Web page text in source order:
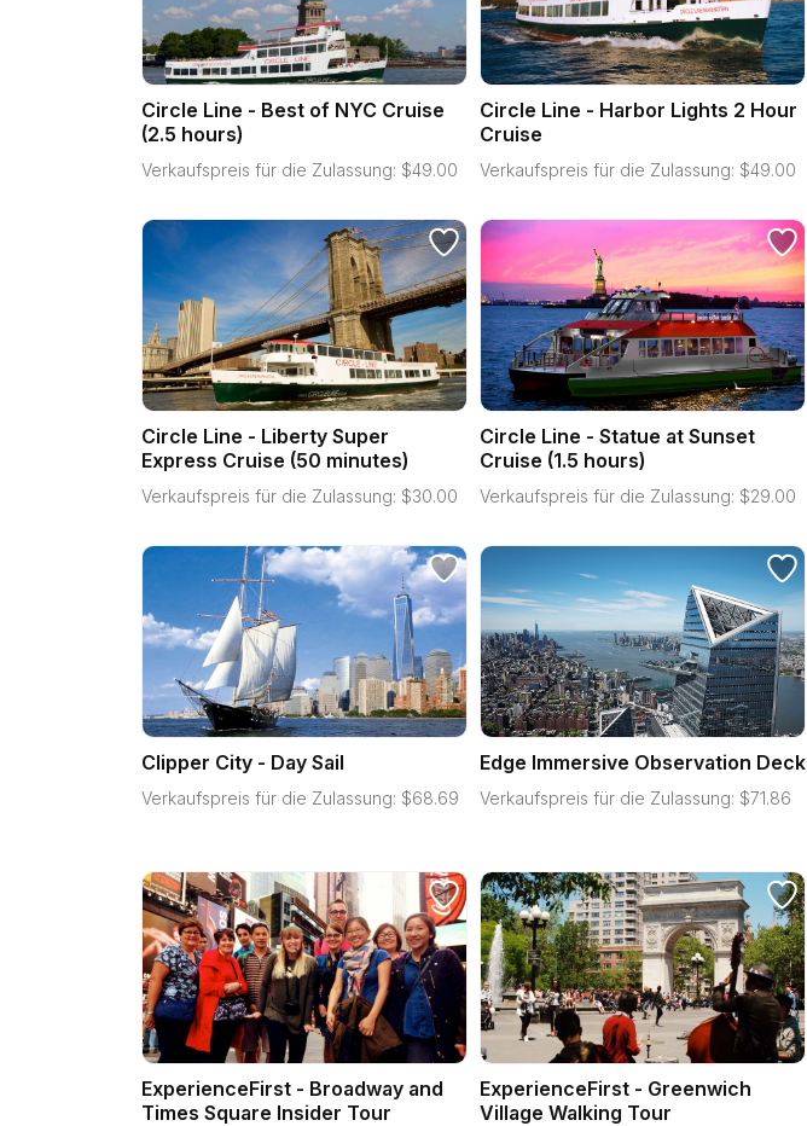
Circle Line - Best of NYC Cruise
(2.5 hours)
Verkaufspreis für die Zulassung: $49.00
Circle Line - Harbor Lights 2 Hour
Cruise
Verkaufspreis für die Zulassung: $49.00
Circle Line - Liberty Super
Express Cruise (50 minutes)
Verkaufspreis für die Zulassung: $30.00
Circle Line - Statue at Sunset
Cruise (1.5 hours)
Verkaufspreis für die Zulassung: $29.00
Clipper City - Day Sail
Verkaufspreis für die Zulassung: $68.69
Edge Immersive Observation Deck
Verkaufspreis für die Zulassung: $71.86
ExperienceFirst - Broadway and
Times Square Insider Tour
ExperienceFirst - Greenwich
Village Walking Tour